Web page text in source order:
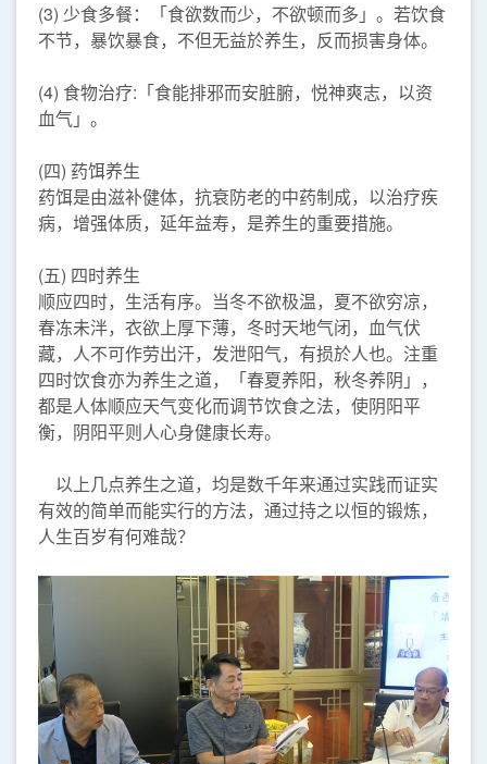
(3) 少食多餐：「食欲数而少，不欲顿而多」。若饮食
不节，暴饮暴食，不但无益於养生，反而损害身体。
(4) 食物治疗:「食能排邪而安脏腑，悦神爽志，以资
血气」。
(四) 药饵养生
药饵是由滋补健体，抗衰防老的中药制成，以治疗疾
病，增强体质，延年益寿，是养生的重要措施。
(五) 四时养生
顺应四时，生活有序。当冬不欲极温，夏不欲穷凉，
春冻未泮，衣欲上厚下薄，冬时天地气闭，血气伏
藏，人不可作劳出汗，发泄阳气，有损於人也。注重
四时饮食亦为养生之道，「春夏养阳，秋冬养阴」，
都是人体顺应天气变化而调节饮食之法，使阴阳平
衡，阴阳平则人心身健康长寿。
以上几点养生之道，均是数千年来通过实践而证实
有效的简单而能实行的方法，通过持之以恒的锻炼，
人生百岁有何难哉？